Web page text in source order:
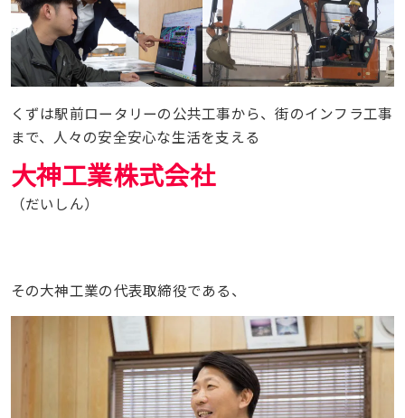
くずは駅前ロータリーの公共工事から、街のインフラ工事
まで、人々の安全安心な生活を支える
大神工業株式会社
（だいしん）
その大神工業の代表取締役である、